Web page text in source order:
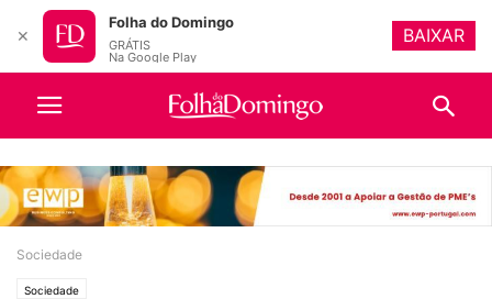
Sociedade
Sociedade
✕
Folha do Domingo
GRÁTIS
Na Google Play
BAIXAR